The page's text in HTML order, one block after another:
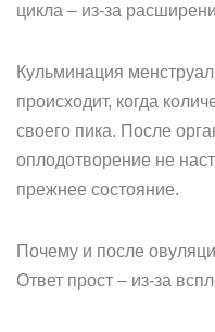
цикла – из-за
Кульминация
происходит, когда
своего пика. После
оплодотворение не
прежнее состояние.
Почему и после
Ответ прост – из-за